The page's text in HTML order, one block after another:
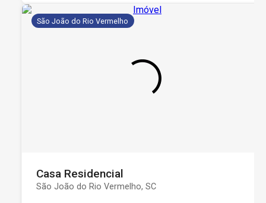
São João do Rio Vermelho
Casa Residencial
São João do Rio Vermelho, SC